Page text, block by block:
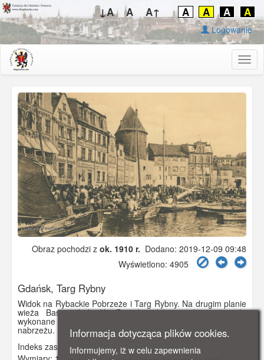
↓A A A↑ A A A A
Logowanie
Obraz pochodzi z ok. 1910 r. Dodano: 2019-12-09 09:48
Wyświetlono: 4905
Gdańsk, Targ Rybny
Widok na Rybackie Pobrzeże i Targ Rybny. Na drugim planie
wieża Baszty Łabędź. Prawdopodobnie zdjęcie zostało
wykonane w dzień targowy - stąd tłumy zgromadzone na
nabrzeżu.
Indeks zasobu:GSP02246
Informacja dotycząca plików cookies.
Informujemy, iż w celu zapewnienia